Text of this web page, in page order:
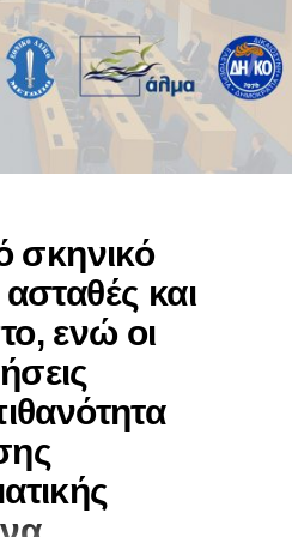
Ο ΑΡΙΘΜΟΣ ΤΩΝ
σκηνικό
και
ενώ οι